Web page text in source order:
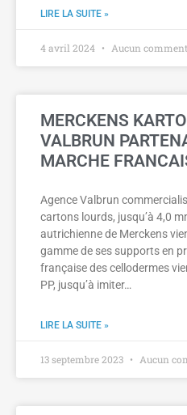
LIRE LA SUITE »
4 avril 2024 Aucun
MERCKENS
VALBRUN
MARCHE
Agence Valbrun
cartons lourds, jusqu’à 4,0
autrichienne de Merckens
gamme de ses supports en
française des cellodermes
PP, jusqu’à imiter…
LIRE LA SUITE »
13 septembre 2023 Aucun